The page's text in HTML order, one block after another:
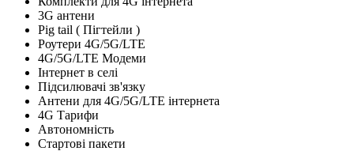
3G антени
Pig tail ( Пігтейли )
Роутери 4G/5G/LTE
4G/5G/LTE Модеми
Інтернет в селі
Підсилювачі зв'язку
Антени для 4G/5G/LTE інтернета
4G Тарифи
Автономність
Стартові пакети